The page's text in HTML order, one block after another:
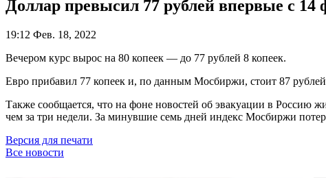
Доллар превысил 77 рублей впервые с 14
19:12 Фев. 18, 2022
Вечером курс вырос на 80 копеек — до 77 рублей 8 копеек.
Евро прибавил 77 копеек и, по данным Мосбиржи, стоит 87
Также сообщается, что на фоне новостей об эвакуации в
чем за три недели. За минувшие семь дней индекс Мосбиржи
Версия для печати
Все новости